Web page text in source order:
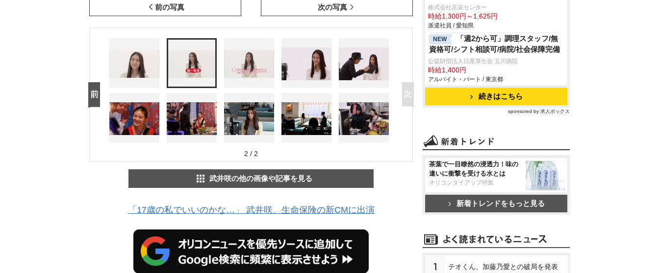
前の写真 次の写真
2 / 2
武井咲の他の画像や記事を見る
「17歳の私でいいのかな…」 武井咲、生命保険の新CMに出演
株式会社京栄センター
時給1,300円～1,625円
派遣社員 / 愛知県
NEW
「週2から可」調理スタッフ/無
資格可/シフト相談可/病院/社会保障完備
公益財団法人日産厚生会 玉川病院
時給1,400円
アルバイト・パート / 東京都
続きはこちら
sponsored by 求人ボックス
茶葉で一目瞭然の浸透力！味の
違いに衝撃を受ける水とは
オリコンタイアップ特集
新着トレンドをもっと見る
1 テオくん、加藤乃愛との破局を発表